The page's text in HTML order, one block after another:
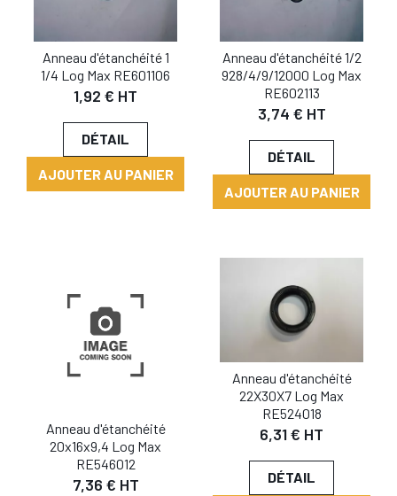
Anneau d'étanchéité 1
1/4 Log Max RE601106
1,92 € HT
DÉTAIL
AJOUTER AU PANIER
Anneau d'étanchéité 1/2
928/4/9/12000 Log Max
RE602113
3,74 € HT
DÉTAIL
AJOUTER AU PANIER
Anneau d'étanchéité
20x16x9,4 Log Max
RE546012
7,36 € HT
Anneau d'étanchéité
22X30X7 Log Max
RE524018
6,31 € HT
DÉTAIL